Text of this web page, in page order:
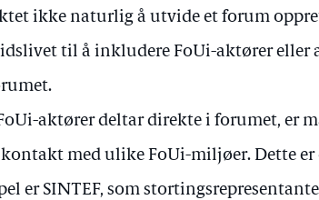
ikke naturlig å utvide et forum
til å inkludere FoUi-aktører eller
aktører deltar direkte i forumet, er
med ulike FoUi-miljøer. Dette
er SINTEF, som